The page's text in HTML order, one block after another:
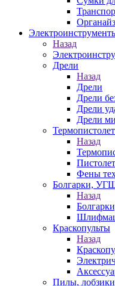
Назад
Дрели
Назад
Дрели
Дрели
Дрели
Дрели
Назад
Фены
Болгарки,
Назад
Краскопульты
Назад
Пилы,